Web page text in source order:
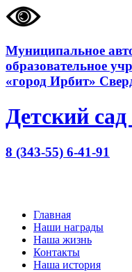
Муниципальное
образовательное
«город Ирбит»
Детский
8 (343-55) 6-41-91
Главная
Наши награды
Наша жизнь
Контакты
Наша история